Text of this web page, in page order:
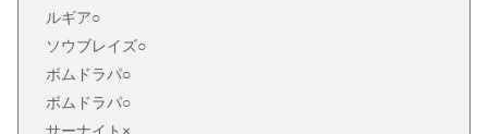
ルギア○
ソウブレイズ○
ボムドラパ○
ボムドラパ○